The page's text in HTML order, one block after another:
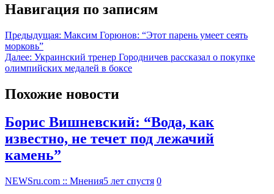
Навигация по записям
Предыдущая: Максим Горюнов: “Этот парень умеет сеять
морковь”
Далее: Украинский тренер Городничев рассказал о покупке
олимпийских медалей в боксе
Похожие новости
Борис Вишневский: “Вода, как
известно, не течет под лежачий
камень”
NEWSru.com :: Мнения5 лет спустя 0